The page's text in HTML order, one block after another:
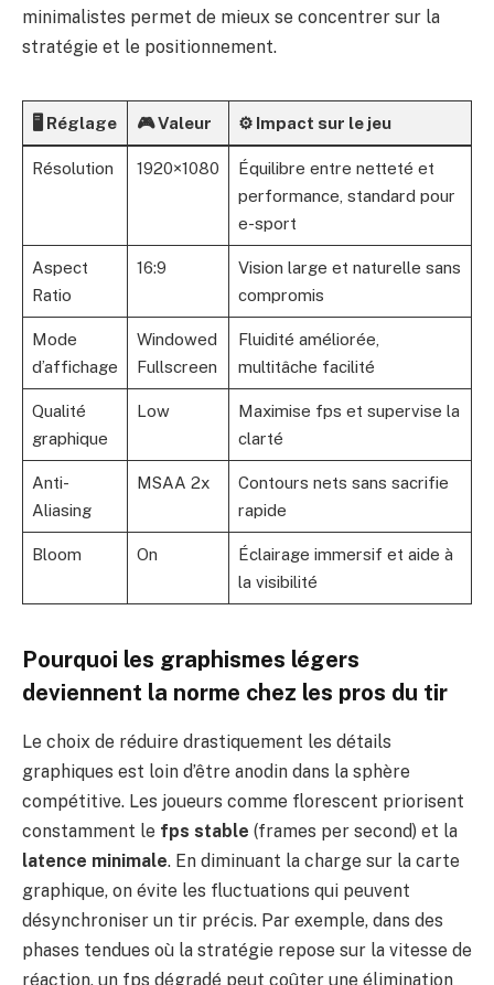
minimalistes permet de mieux se concentrer sur la
stratégie et le positionnement.
🖥️ Réglage 🎮 Valeur ⚙️ Impact sur le jeu
Résolution 1920×1080
Équilibre entre netteté et
performance, standard pour
e-sport
Aspect
Ratio
16:9
Vision large et naturelle sans
compromis
Mode
d’affichage
Windowed
Fullscreen
Fluidité améliorée,
multitâche facilité
Qualité
graphique
Low
Maximise fps et supervise la
clarté
Anti-
Aliasing
MSAA 2x
Contours nets sans sacrifie
rapide
Bloom On
Éclairage immersif et aide à
la visibilité
Pourquoi les graphismes légers
deviennent la norme chez les pros du tir
Le choix de réduire drastiquement les détails
graphiques est loin d’être anodin dans la sphère
compétitive. Les joueurs comme florescent priorisent
constamment le fps stable (frames per second) et la
latence minimale. En diminuant la charge sur la carte
graphique, on évite les fluctuations qui peuvent
désynchroniser un tir précis. Par exemple, dans des
phases tendues où la stratégie repose sur la vitesse de
réaction, un fps dégradé peut coûter une élimination